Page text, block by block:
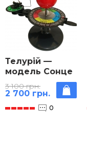
Телурій —
модель Сонце
- Земля -
Місяць
3 100 грн.
2 700 грн.
0